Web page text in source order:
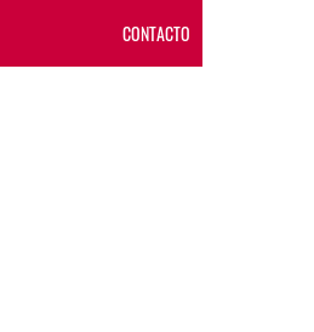
CONTACTO